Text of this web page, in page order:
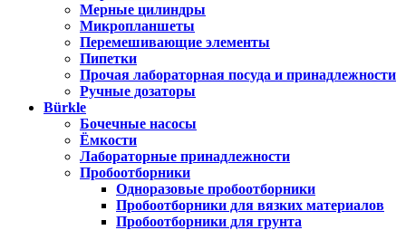
Мерные цилиндры
Микропланшеты
Перемешивающие элементы
Пипетки
Прочая лабораторная посуда и принадлежности
Ручные дозаторы
Bürkle
Бочечные насосы
Ёмкости
Лабораторные принадлежности
Пробоотборники
Одноразовые пробоотборники
Пробоотборники для вязких материалов
Пробоотборники для грунта